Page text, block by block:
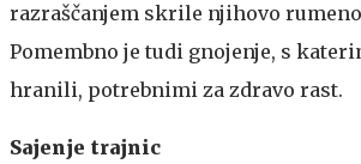
razraščanjem skrile njihovo
Pomembno je tudi gnojenje, s
hranili, potrebnimi za zdravo rast.
Sajenje trajnic